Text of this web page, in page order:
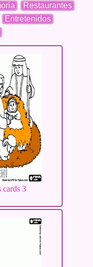
Restaurantes
Entretenidos
cards 3